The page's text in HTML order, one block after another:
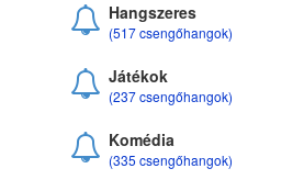
Hangszeres
(517 csengőhangok)
Játékok
(237 csengőhangok)
Komédia
(335 csengőhangok)